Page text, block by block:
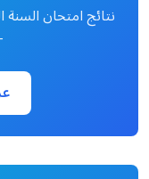
نتائج امتحان السنة